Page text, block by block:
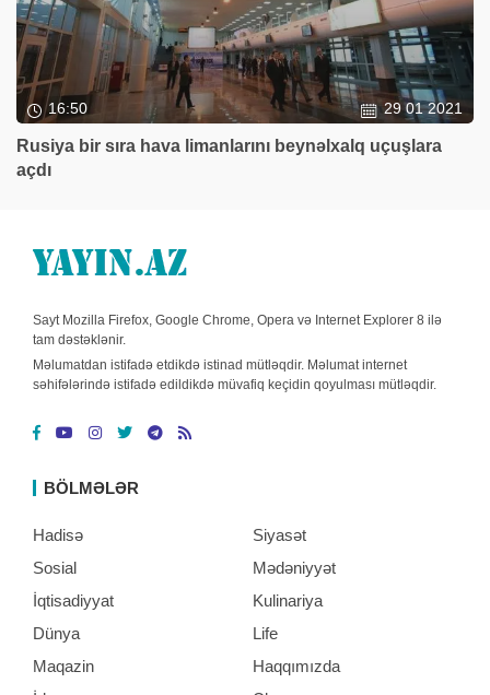
16:50 29 01 2021
Rusiya bir sıra hava limanlarını beynəlxalq uçuşlara
açdı
Sayt Mozilla Firefox, Google Chrome, Opera və Internet Explorer 8 ilə
tam dəstəklənir.
Məlumatdan istifadə etdikdə istinad mütləqdir. Məlumat internet
səhifələrində istifadə edildikdə müvafiq keçidin qoyulması mütləqdir.
BÖLMƏLƏR
Hadisə
Sosial
İqtisadiyyat
Dünya
Maqazin
Siyasət
Mədəniyyət
Kulinariya
Life
Haqqımızda